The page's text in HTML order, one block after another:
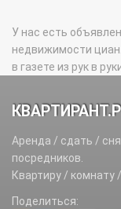
У нас есть
недвижимости
в газете из рук в
Аренда / сдать /
посредников.
Квартиру /
Поделиться: